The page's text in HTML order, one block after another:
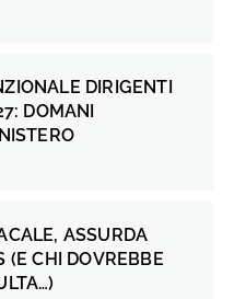
DIRIGENTI
DOMANI
ASSURDA
(E CHI DOVREBBE